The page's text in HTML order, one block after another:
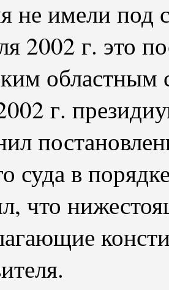
не имели под
2002 г. это
областным
г.
суда в
что